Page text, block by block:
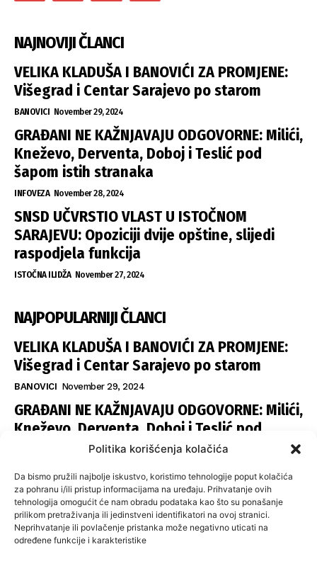
Politika korišćenja kolačića
Da bismo pružili najbolje iskustvo, koristimo tehnologije poput kolačića
za pohranu i/ili pristup informacijama na uređaju. Prihvatanje ovih
tehnologija omogućit će nam obradu podataka kao što su ponašanje
prilikom pretraživanja ili jedinstveni identifikatori na ovoj stranici.
Neprihvatanje ili povlačenje pristanka može negativno uticati na
određene funkcije i karakteristike
NAJNOVIJI ČLANCI
VELIKA KLADUŠA I BANOVIĆI ZA PROMJENE:
Višegrad i Centar Sarajevo po starom
BANOVICI November 29, 2024
GRAĐANI NE KAŽNJAVAJU ODGOVORNE: Milići,
Kneževo, Derventa, Doboj i Teslić pod
šapom istih stranaka
INFOVEZA November 28, 2024
SNSD UČVRSTIO VLAST U ISTOČNOM
SARAJEVU: Opoziciji dvije opštine, slijedi
raspodjela funkcija
ISTOČNA ILIDŽA November 27, 2024
NAJPOPULARNIJI ČLANCI
VELIKA KLADUŠA I BANOVIĆI ZA PROMJENE:
Višegrad i Centar Sarajevo po starom
BANOVICI November 29, 2024
GRAĐANI NE KAŽNJAVAJU ODGOVORNE: Milići,
Kneževo, Derventa, Doboj i Teslić pod
šapom istih stranaka
SNSD UČVRSTIO VLAST U ISTOČNOM
SARAJEVU: Opoziciji dvije opštine, slijedi
raspodjela funkcija
ISTOČNA ILIDŽA